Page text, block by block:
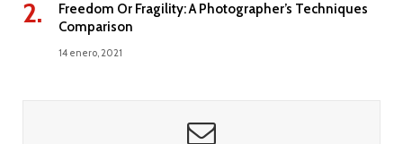
Freedom Or Fragility: A Photographer’s Techniques
Comparison
14 enero, 2021